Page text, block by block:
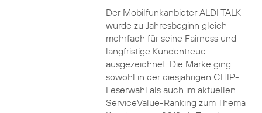
Der Mobilfunkanbieter ALDI TALK
wurde zu Jahresbeginn gleich
mehrfach für seine Fairness und
langfristige Kundentreue
ausgezeichnet. Die Marke ging
sowohl in der diesjährigen CHIP-
Leserwahl als auch im aktuellen
ServiceValue-Ranking zum Thema